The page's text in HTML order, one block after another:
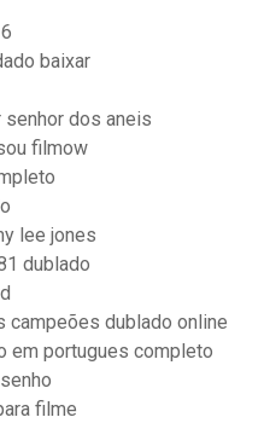
baixar
senhor dos aneis
filmow
lee jones
dublado
dublado online
em portugues completo
filme